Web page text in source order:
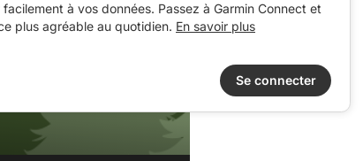
à vos données. Passez à Garmin Connect et
plus agréable au quotidien. En savoir plus
Se connecter